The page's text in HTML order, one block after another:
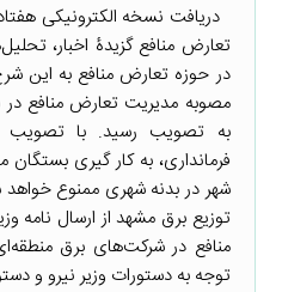
دریافت نسخه الکترونیکی
تعارض منافع گزیدۀ اخبار،
در حوزه تعارض منافع به این
مصوبه مدیریت تعارض منافع در
به تصویب رسید. با
فرمانداری، به کار گیری
شهر در بدنه شهری ممنوع
توزیع برق مشهد از ارسال
منافع در شرکت‌های برق
توجه به دستورات وزیر نیرو و